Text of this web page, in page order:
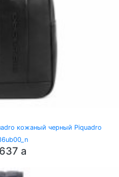
кожаный черный Piquadro
a